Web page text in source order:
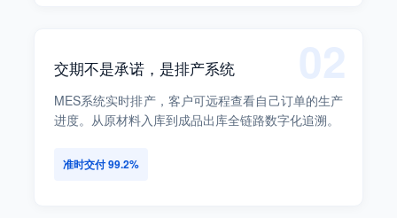
交期不是承诺，是排产系统
MES系统实时排产，客户可远程查看自己订单的生产
进度。从原材料入库到成品出库全链路数字化追溯。
准时交付 99.2%